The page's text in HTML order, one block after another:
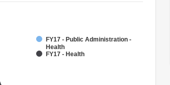
FY17 - Public Administration -
Health
FY17 - Health